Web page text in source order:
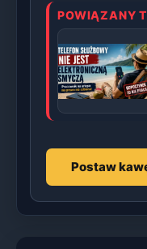
POWIĄZANY
Postaw